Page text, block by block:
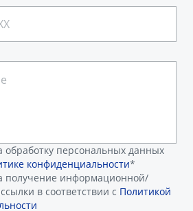
обработку персональных данных
конфиденциальности*
получение информационной/
в соответствии с Политикой